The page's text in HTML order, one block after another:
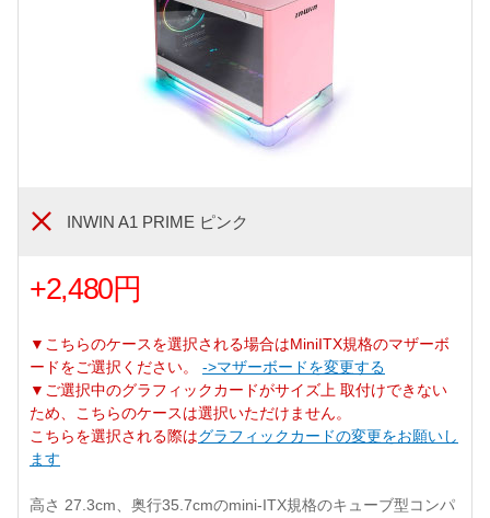
INWIN A1 PRIME ピンク
+2,480円
▼こちらのケースを選択される場合はMiniITX規格のマザーボ
ードをご選択ください。 ->マザーボードを変更する
▼ご選択中のグラフィックカードがサイズ上 取付けできない
ため、こちらのケースは選択いただけません。
こちらを選択される際はグラフィックカードの変更をお願いし
ます
高さ 27.3cm、奥行35.7cmのmini-ITX規格のキューブ型コンパ